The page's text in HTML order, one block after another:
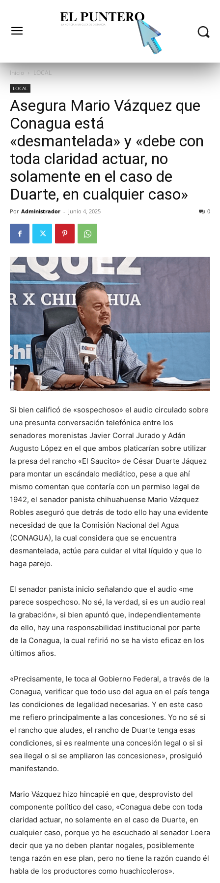
Inicio LOCAL
LOCAL
Asegura Mario Vázquez que
Conagua está
«desmantelada» y «debe con
toda claridad actuar, no
solamente en el caso de
Duarte, en cualquier caso»
Por Administrador - junio 4, 2025 0
Si bien calificó de «sospechoso» el audio circulado sobre
una presunta conversación telefónica entre los
senadores morenistas Javier Corral Jurado y Adán
Augusto López en el que ambos platicarían sobre utilizar
la presa del rancho «El Saucito» de César Duarte Jáquez
para montar un escándalo mediático, pese a que ahí
mismo comentan que contaría con un permiso legal de
1942, el senador panista chihuahuense Mario Vázquez
Robles aseguró que detrás de todo ello hay una evidente
necesidad de que la Comisión Nacional del Agua
(CONAGUA), la cual considera que se encuentra
desmantelada, actúe para cuidar el vital líquido y que lo
haga parejo.
El senador panista inicio señalando que el audio «me
parece sospechoso. No sé, la verdad, si es un audio real
la grabación», si bien apuntó que, independientemente
de ello, hay una responsabilidad institucional por parte
de la Conagua, la cual refirió no se ha visto eficaz en los
últimos años.
«Precisamente, le toca al Gobierno Federal, a través de la
Conagua, verificar que todo uso del agua en el país tenga
las condiciones de legalidad necesarias. Y en este caso
me refiero principalmente a las concesiones. Yo no sé si
el rancho que aludes, el rancho de Duarte tenga esas
condiciones, si es realmente una concesión legal o si si
sea ilegal o si se ampliaron las concesiones», prosiguió
manifestando.
Mario Vázquez hizo hincapié en que, desprovisto del
componente político del caso, «Conagua debe con toda
claridad actuar, no solamente en el caso de Duarte, en
cualquier caso, porque yo he escuchado al senador Loera
decir que ya no deben plantar nogales, posiblemente
tenga razón en ese plan, pero no tiene la razón cuando él
habla de los productores como huachicoleros».